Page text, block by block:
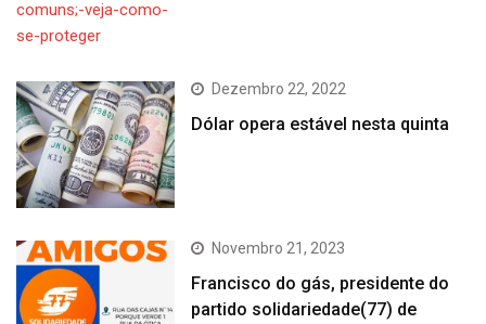
Dezembro 22, 2022
Dólar opera estável nesta quinta
Novembro 21, 2023
Francisco do gás, presidente do
partido solidariedade(77) de